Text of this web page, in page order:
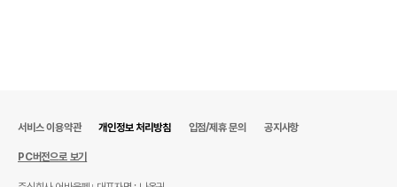
서비스 이용약관 개인정보 처리방침 입점/제휴 문의 공지사항
PC버전으로 보기